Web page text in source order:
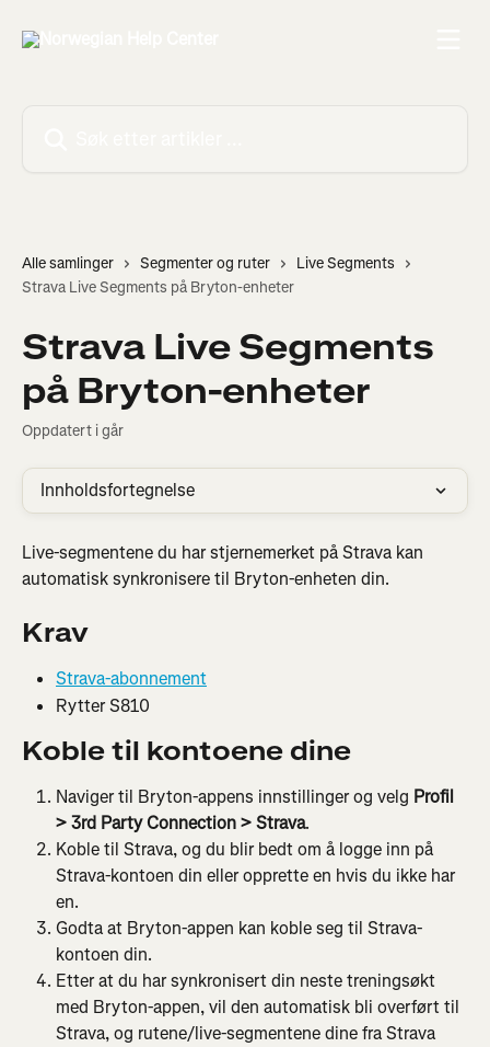
Alle samlinger Segmenter og ruter
Live Segments
Strava Live Segments på Bryton-enheter
Strava Live Segments
på Bryton-enheter
Oppdatert i går
Innholdsfortegnelse
Live-segmentene du har stjernemerket på Strava kan
automatisk synkronisere til Bryton-enheten din.
Krav
Strava-abonnement
Rytter S810
Koble til kontoene dine
Naviger til Bryton-appens innstillinger og velg Profil
>3rd Party Connection > Strava.
Koble til Strava, og du blir bedt om å logge inn på
Strava-kontoen din eller opprette en hvis du ikke har
en.
Godta at Bryton-appen kan koble seg til Strava-
kontoen din.
Etter at du har synkronisert din neste treningsøkt
med Bryton-appen, vil den automatisk bli overført til
Strava, og rutene/live-segmentene dine fra Strava